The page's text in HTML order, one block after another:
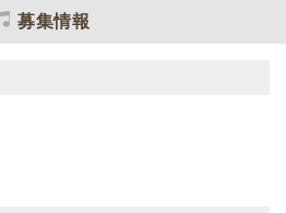
募集情報